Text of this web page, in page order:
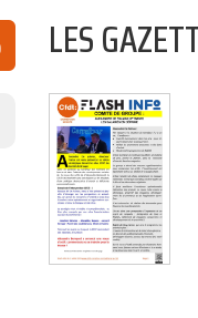
LES